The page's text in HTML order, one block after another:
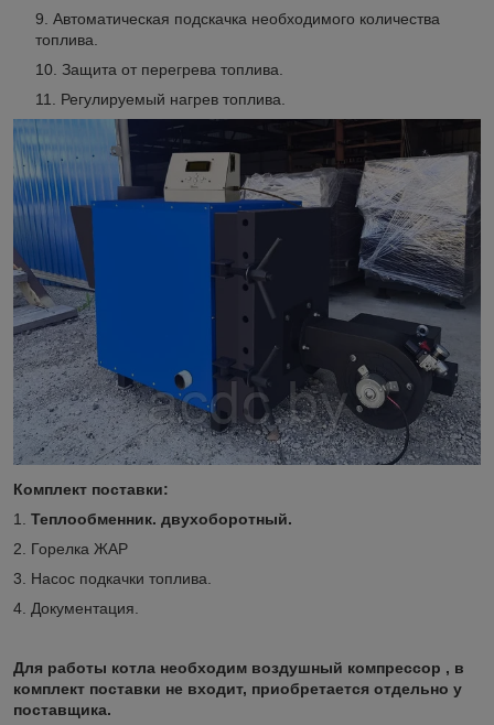
Автоматическая подскачка необходимого количества
топлива.
Защита от перегрева топлива.
Регулируемый нагрев топлива.
Комплект поставки:
1. Теплообменник. двухоборотный.
2. Горелка ЖАР
3. Насос подкачки топлива.
4. Документация.
Для работы котла необходим воздушный компрессор , в
комплект поставки не входит, приобретается отдельно у
поставщика.